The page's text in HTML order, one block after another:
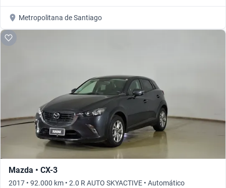
Metropolitana de Santiago
Mazda • CX-3
2017 • 92.000 km • 2.0 R AUTO SKYACTIVE • Automático